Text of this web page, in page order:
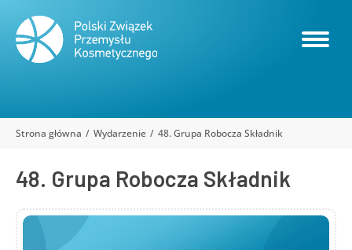
Jesteś tutaj:
Strona główna Wydarzenie 48. Grupa Robocza Składnik
48. Grupa Robocza Składnik